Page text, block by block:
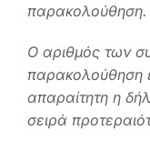
παρακολούθηση.
Ο αριθμός των
παρακολούθηση
απαραίτητη η
σειρά